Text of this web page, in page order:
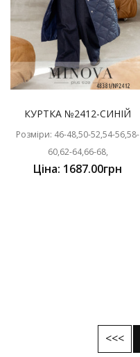
КУРТКА №2412-СИНІЙ
Розміри: 46-48,50-52,54-56,58-
60,62-64,66-68,
Ціна: 1687.00грн
<<<